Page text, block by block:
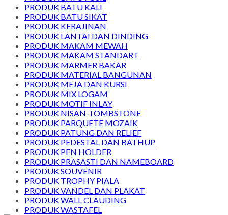
PRODUK BATU KALI
PRODUK BATU SIKAT
PRODUK KERAJINAN
PRODUK LANTAI DAN DINDING
PRODUK MAKAM MEWAH
PRODUK MAKAM STANDART
PRODUK MARMER BAKAR
PRODUK MATERIAL BANGUNAN
PRODUK MEJA DAN KURSI
PRODUK MIX LOGAM
PRODUK MOTIF INLAY
PRODUK NISAN-TOMBSTONE
PRODUK PARQUETE MOZAIK
PRODUK PATUNG DAN RELIEF
PRODUK PEDESTAL DAN BATHUP
PRODUK PEN HOLDER
PRODUK PRASASTI DAN NAMEBOARD
PRODUK SOUVENIR
PRODUK TROPHY PIALA
PRODUK VANDEL DAN PLAKAT
PRODUK WALL CLAUDING
PRODUK WASTAFEL